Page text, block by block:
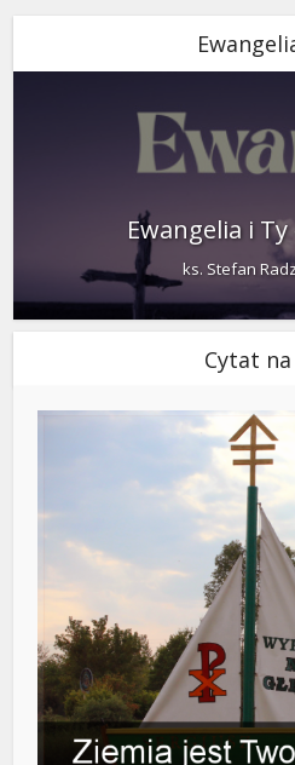
Ewangelia i
ks. Stefan
Cytat